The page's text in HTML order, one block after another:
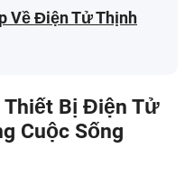
Về Điện Tử Thịnh
Thiết Bị Điện Tử
Cuộc Sống